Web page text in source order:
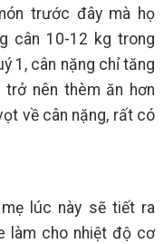
trước đây mà họ
cân 10-12 kg trong
1, cân nặng chỉ tăng
trở nên thèm ăn hơn
về cân nặng, rất có
lúc này sẽ tiết ra
làm cho nhiệt độ cơ